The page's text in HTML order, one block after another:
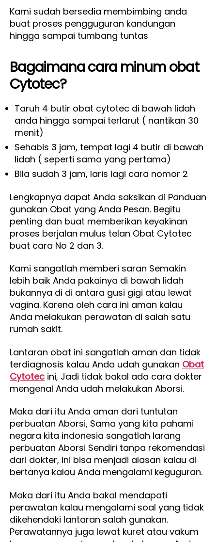
Kami sudah bersedia membimbing anda
buat proses pengguguran kandungan
hingga sampai tumbang tuntas
Bagaimana cara minum obat
Cytotec?
Taruh 4 butir obat cytotec di bawah lidah
anda hingga sampai terlarut ( nantikan 30
menit)
Sehabis 3 jam, tempat lagi 4 butir di bawah
lidah ( seperti sama yang pertama)
Bila sudah 3 jam, laris lagi cara nomor 2
Lengkapnya dapat Anda saksikan di Panduan
gunakan Obat yang Anda Pesan. Begitu
penting dan buat memberikan keyakinan
proses berjalan mulus telan Obat Cytotec
buat cara No 2 dan 3.
Kami sangatlah memberi saran Semakin
lebih baik Anda pakainya di bawah lidah
bukannya di di antara gusi gigi atau lewat
vagina. Karena oleh cara ini aman kalau
Anda melakukan perawatan di salah satu
rumah sakit.
Lantaran obat ini sangatlah aman dan tidak
terdiagnosis kalau Anda udah gunakan Obat
Cytotec ini, Jadi tidak bakal ada cara dokter
mengenal Anda udah melakukan Aborsi.
Maka dari itu Anda aman dari tuntutan
perbuatan Aborsi, Sama yang kita pahami
negara kita indonesia sangatlah larang
perbuatan Aborsi Sendiri tanpa rekomendasi
dari dokter, Ini bisa menjadi alasan kalau di
bertanya kalau Anda mengalami keguguran.
Maka dari itu Anda bakal mendapati
perawatan kalau mengalami soal yang tidak
dikehendaki lantaran salah gunakan.
Perawatannya juga lewat kuret atau vakum